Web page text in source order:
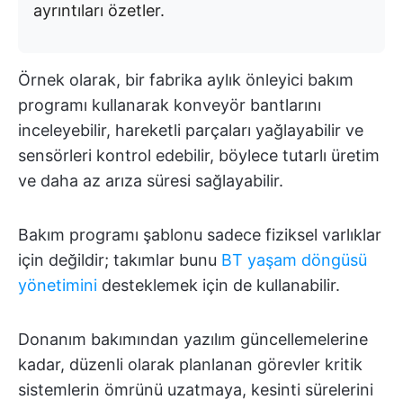
ayrıntıları özetler.
Örnek olarak, bir fabrika aylık önleyici bakım
programı kullanarak konveyör bantlarını
inceleyebilir, hareketli parçaları yağlayabilir ve
sensörleri kontrol edebilir, böylece tutarlı üretim
ve daha az arıza süresi sağlayabilir.
Bakım programı şablonu sadece fiziksel varlıklar
için değildir; takımlar bunu BT yaşam döngüsü
yönetimini desteklemek için de kullanabilir.
Donanım bakımından yazılım güncellemelerine
kadar, düzenli olarak planlanan görevler kritik
sistemlerin ömrünü uzatmaya, kesinti sürelerini